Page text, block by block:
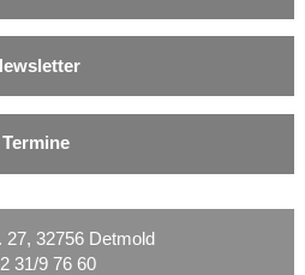
Termine
27, 32756 Detmold
31/9 76 60